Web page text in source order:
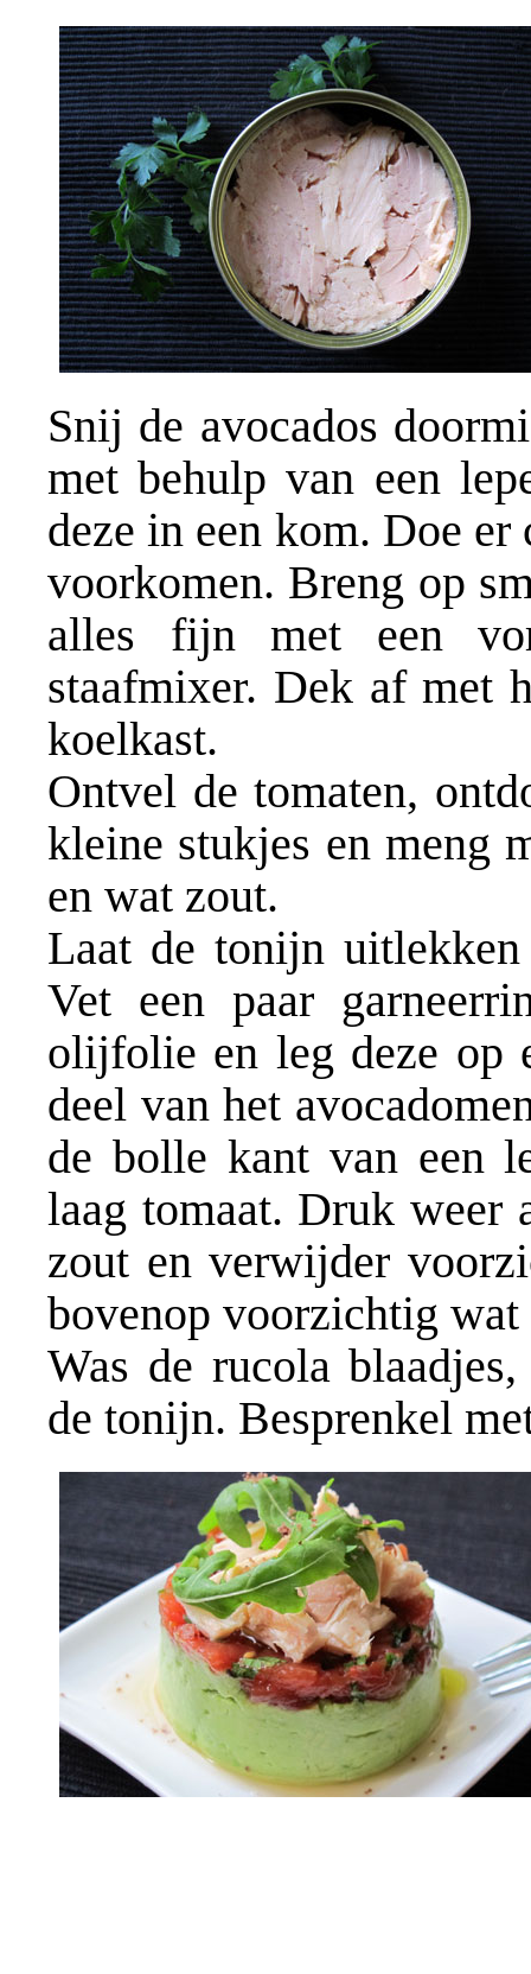
Snij de avocados
met behulp van een
deze in een kom. Doe
voorkomen. Breng op
alles fijn met een
staafmixer. Dek af met
koelkast.
Ontvel de tomaten,
kleine stukjes en meng
en wat zout.
Laat de tonijn
Vet een paar
olijfolie en leg deze op
deel van het
de bolle kant van een
laag tomaat. Druk weer
zout en verwijder
bovenop voorzichtig
Was de rucola
de tonijn. Besprenkel